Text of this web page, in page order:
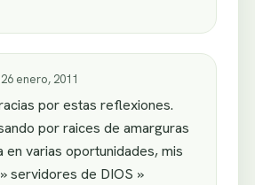
26 enero, 2011
por estas reflexiones.
por raices de amarguras
en varias oportunidades, mis
servidores de DIOS »